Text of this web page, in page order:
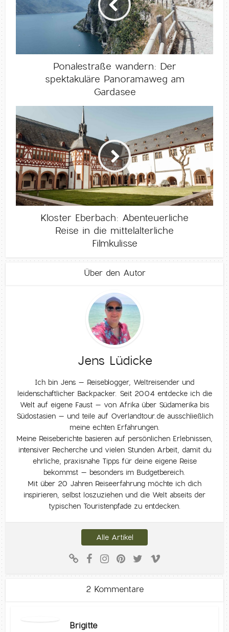
Ponalestraße wandern: Der
spektakuläre Panoramaweg am
Gardasee
Kloster Eberbach: Abenteuerliche
Reise in die mittelalterliche
Filmkulisse
Über den Autor
Jens Lüdicke
Ich bin Jens – Reiseblogger, Weltreisender und
leidenschaftlicher Backpacker. Seit 2004 entdecke ich die
Welt auf eigene Faust – von Afrika über Südamerika bis
Südostasien – und teile auf Overlandtour.de ausschließlich
meine echten Erfahrungen.
Meine Reiseberichte basieren auf persönlichen Erlebnissen,
intensiver Recherche und vielen Stunden Arbeit, damit du
ehrliche, praxisnahe Tipps für deine eigene Reise
bekommst – besonders im Budgetbereich.
Mit über 20 Jahren Reiseerfahrung möchte ich dich
inspirieren, selbst loszuziehen und die Welt abseits der
typischen Touristenpfade zu entdecken.
Alle Artikel
2 Kommentare
Brigitte